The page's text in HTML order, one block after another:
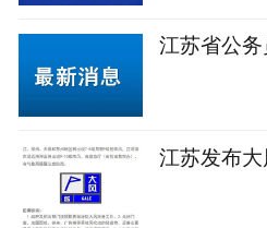
江苏省公
江苏发布